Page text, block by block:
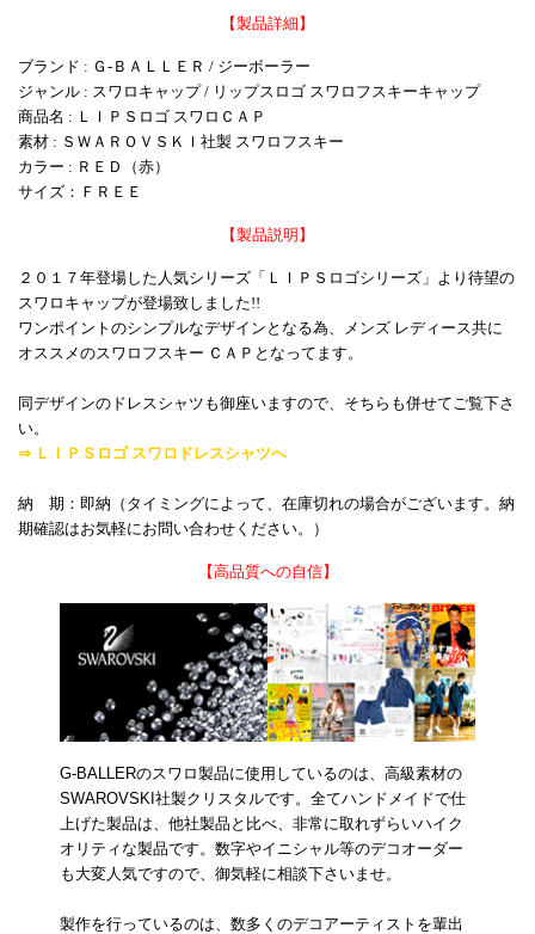
【製品詳細】
ブランド : Ｇ-ＢＡＬＬＥＲ / ジーボーラー
ジャンル : スワロキャップ / リップスロゴ スワロフスキーキャップ
商品名 : ＬＩＰＳロゴ スワロＣＡＰ
素材 : ＳＷＡＲＯＶＳＫＩ社製 スワロフスキー
カラー : ＲＥＤ（赤）
サイズ：ＦＲＥＥ
【製品説明】
２０１７年登場した人気シリーズ「ＬＩＰＳロゴシリーズ」より待望の
スワロキャップが登場致しました!!
ワンポイントのシンプルなデザインとなる為、メンズ レディース共に
オススメのスワロフスキー ＣＡＰとなってます。
同デザインのドレスシャツも御座いますので、そちらも併せてご覧下さ
い。
⇒ ＬＩＰＳロゴ スワロドレスシャツへ
納 期：即納（タイミングによって、在庫切れの場合がございます。納
期確認はお気軽にお問い合わせください。）
【高品質への自信】
G-BALLERのスワロ製品に使用しているのは、高級素材の
SWAROVSKI社製クリスタルです。全てハンドメイドで仕
上げた製品は、他社製品と比べ、非常に取れずらいハイク
オリティな製品です。数字やイニシャル等のデコオーダー
も大変人気ですので、御気軽に相談下さいませ。
製作を行っているのは、数多くのデコアーティストを輩出